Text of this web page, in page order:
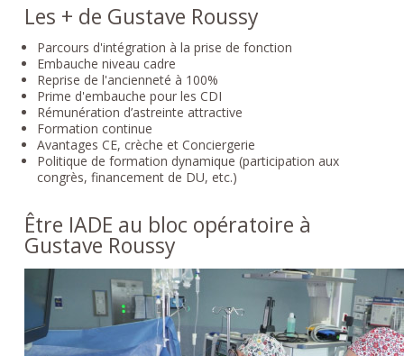
Les + de Gustave Roussy
Parcours d'intégration à la prise de fonction
Embauche niveau cadre
Reprise de l'ancienneté à 100%
Prime d'embauche pour les CDI
Rémunération d’astreinte attractive
Formation continue
Avantages CE, crèche et Conciergerie
Politique de formation dynamique (participation aux
congrès, financement de DU, etc.)
Être IADE au bloc opératoire à
Gustave Roussy